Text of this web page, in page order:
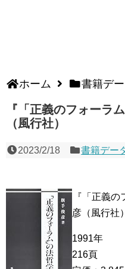
ホーム 書籍デ
『「正義のフォーラ
（風行社）
2023/2/18 書籍デー
『「正義
彦（風行社）
1991年
216頁